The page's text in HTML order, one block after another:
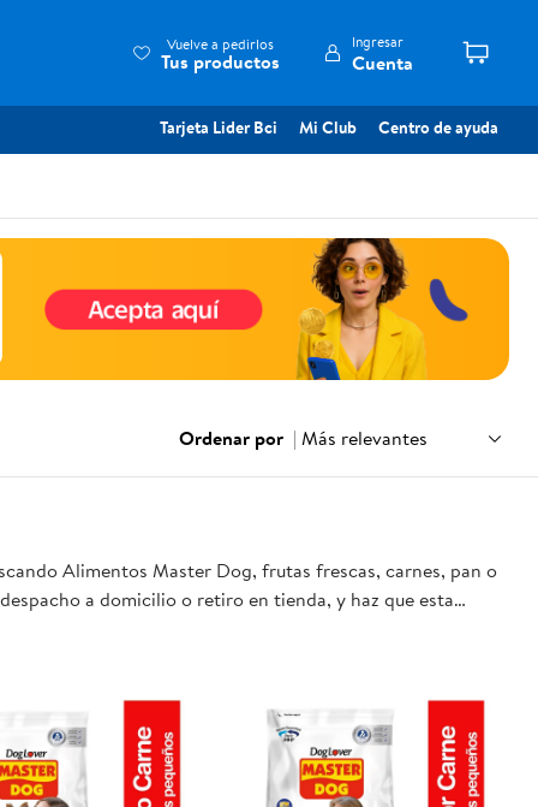
Vuelve a pedirlos
Tus productos
Ingresar
Cuenta
Tarjeta Lider Bci Mi Club Centro de ayuda
Ordenar por | Más relevantes
Alimentos Master Dog, frutas frescas, carnes, pan o
a domicilio o retiro en tienda, y haz que esta